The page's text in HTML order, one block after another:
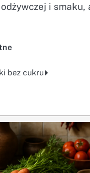
i smaku,
bez cukru